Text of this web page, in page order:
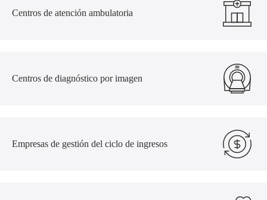
Centros de atención ambulatoria
Centros de diagnóstico por imagen
Empresas de gestión del ciclo de ingresos